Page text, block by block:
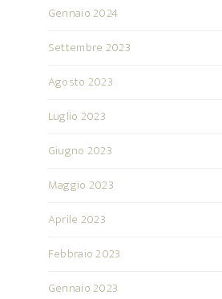
Gennaio 2024
Settembre 2023
Agosto 2023
Luglio 2023
Giugno 2023
Maggio 2023
Aprile 2023
Febbraio 2023
Gennaio 2023